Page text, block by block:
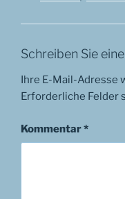
Schreiben Sie
Ihre E-Mail-Adresse
Erforderliche Felder
Kommentar*